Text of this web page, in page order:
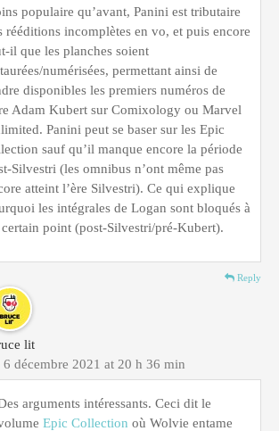
populaire qu’avant, Panini est tributaire
rééditions incomplètes en vo, et puis encore
il que les planches soient
numérisées, permettant ainsi de
disponibles les premiers numéros de
Adam Kubert sur Comixology ou Marvel
Panini peut se baser sur les Epic
sauf qu’il manque encore la période
Silvestri (les omnibus n’ont même pas
atteint l’ère Silvestri). Ce qui explique
les intégrales de Logan sont bloqués à
point (post-Silvestri/pré-Kubert).
Reply
lit
6 décembre 2021 at 20 h 36 min
arguments intéressants. Ceci dit le
Epic Collection où Wolvie entame